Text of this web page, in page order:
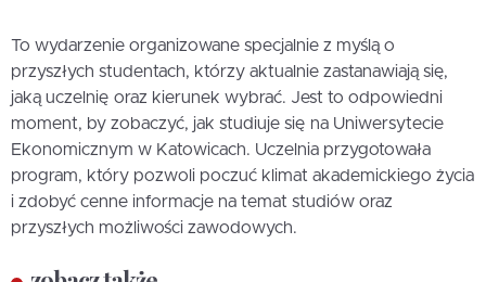
To wydarzenie organizowane specjalnie z myślą o
przyszłych studentach, którzy aktualnie zastanawiają się,
jaką uczelnię oraz kierunek wybrać. Jest to odpowiedni
moment, by zobaczyć, jak studiuje się na Uniwersytecie
Ekonomicznym w Katowicach. Uczelnia przygotowała
program, który pozwoli poczuć klimat akademickiego życia
i zdobyć cenne informacje na temat studiów oraz
przyszłych możliwości zawodowych.